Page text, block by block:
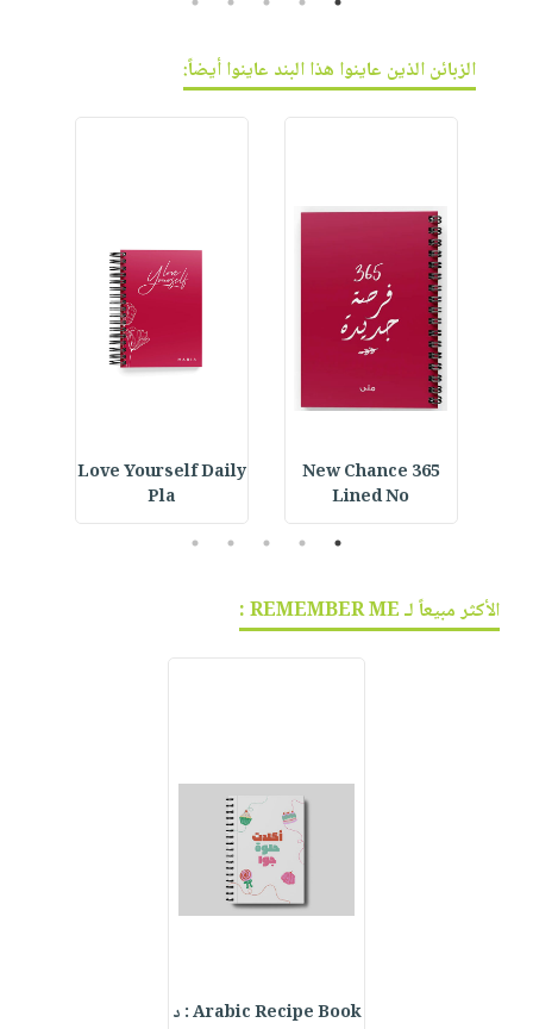
الزبائن الذين عاينوا هذا البند عاينوا أيضاً:
365 New Chance
Lined No
Love Yourself Daily
Pla
1
2
3
4
5
الأكثر مبيعاً لـ REMEMBER ME :
Arabic Recipe Book : د